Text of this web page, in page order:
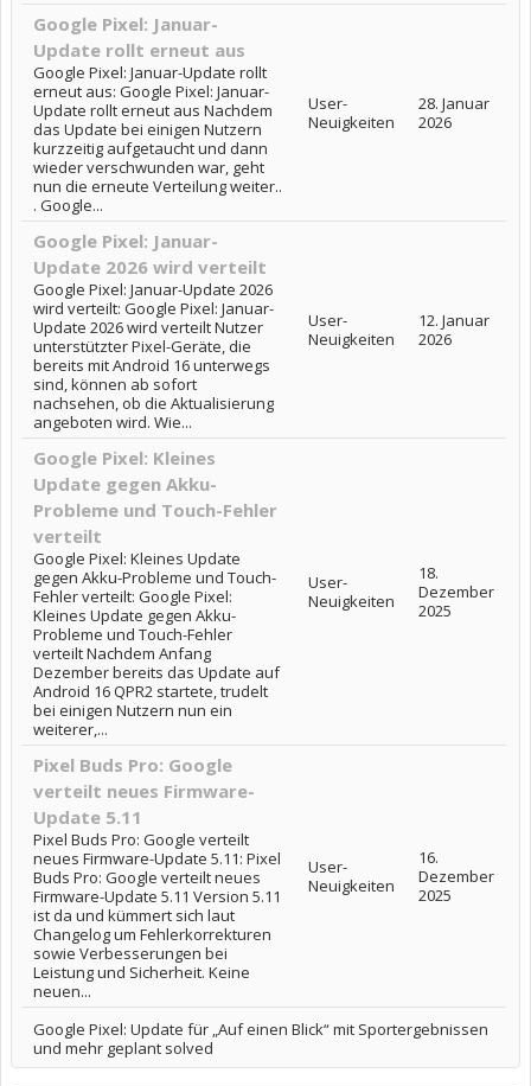
Google Pixel: Januar-
Update rollt erneut aus
Google Pixel: Januar-Update rollt
erneut aus: Google Pixel: Januar-
Update rollt erneut aus Nachdem
das Update bei einigen Nutzern
kurzzeitig aufgetaucht und dann
wieder verschwunden war, geht
nun die erneute Verteilung weiter..
. Google...
User-
Neuigkeiten
28. Januar
2026
Google Pixel: Januar-
Update 2026 wird verteilt
Google Pixel: Januar-Update 2026
wird verteilt: Google Pixel: Januar-
Update 2026 wird verteilt Nutzer
unterstützter Pixel-Geräte, die
bereits mit Android 16 unterwegs
sind, können ab sofort
nachsehen, ob die Aktualisierung
angeboten wird. Wie...
User-
Neuigkeiten
12. Januar
2026
Google Pixel: Kleines
Update gegen Akku-
Probleme und Touch-Fehler
verteilt
Google Pixel: Kleines Update
gegen Akku-Probleme und Touch-
Fehler verteilt: Google Pixel:
Kleines Update gegen Akku-
Probleme und Touch-Fehler
verteilt Nachdem Anfang
Dezember bereits das Update auf
Android 16 QPR2 startete, trudelt
bei einigen Nutzern nun ein
weiterer,...
User-
Neuigkeiten
18.
Dezember
2025
Pixel Buds Pro: Google
verteilt neues Firmware-
Update 5.11
Pixel Buds Pro: Google verteilt
neues Firmware-Update 5.11: Pixel
Buds Pro: Google verteilt neues
Firmware-Update 5.11 Version 5.11
ist da und kümmert sich laut
Changelog um Fehlerkorrekturen
sowie Verbesserungen bei
Leistung und Sicherheit. Keine
neuen...
User-
Neuigkeiten
16.
Dezember
2025
Google Pixel: Update für „Auf einen Blick“ mit Sportergebnissen
und mehr geplant solved